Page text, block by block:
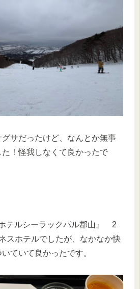
サだったけど、なんとか無事
！怪我しなくて良かったで
テルシーラックパル郡山』 2
スホテルでしたが、なかなか快
ていて良かったです。